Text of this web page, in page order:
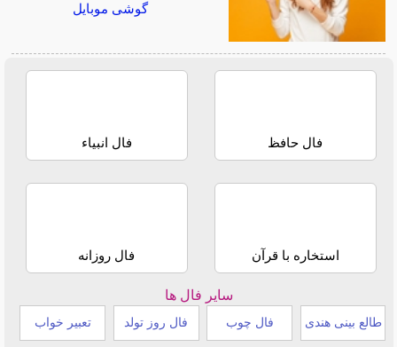
گوشی موبایل
فال حافظ فال انبیاء
استخاره با قرآن فال روزانه
سایر فال ها
طالع بینی هندی فال چوب فال روز تولد تعبیر خواب